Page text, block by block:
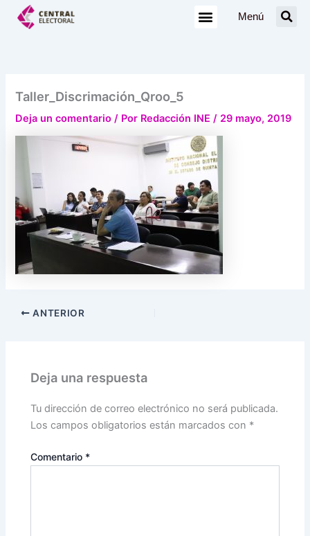
Menú
Taller_Discrimación_Qroo_5
Deja un comentario / Por Redacción INE/ 29 mayo, 2019
ANTERIOR
Deja una respuesta
Tu dirección de correo electrónico no será publicada.
Los campos obligatorios están marcados con *
Comentario *